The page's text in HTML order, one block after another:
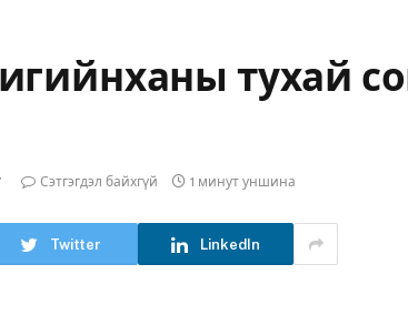
тухай
Сэтгэгдэл байхгүй 1 минут уншина
Twitter LinkedIn